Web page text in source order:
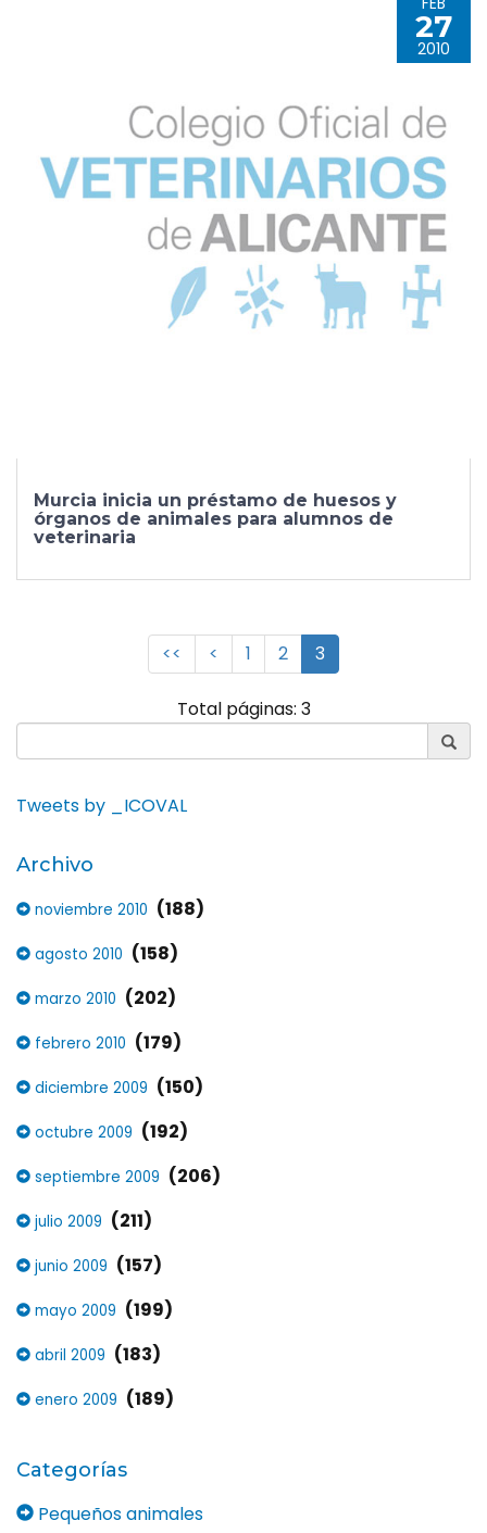
27
2010
Murcia inicia un préstamo de huesos y
órganos de animales para alumnos de
veterinaria
<< < 1 2 3
Total páginas: 3
Tweets by _ICOVAL
Archivo
noviembre 2010 (188)
agosto 2010 (158)
marzo 2010 (202)
febrero 2010 (179)
diciembre 2009 (150)
octubre 2009 (192)
septiembre 2009 (206)
julio 2009 (211)
junio 2009 (157)
mayo 2009 (199)
abril 2009 (183)
enero 2009 (189)
Categorías
Pequeños animales